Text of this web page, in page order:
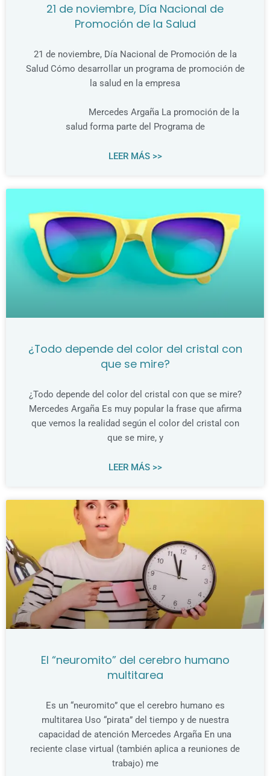
21 de noviembre, Día Nacional de
Promoción de la Salud
21 de noviembre, Día Nacional de Promoción de la
Salud Cómo desarrollar un programa de promoción de
la salud en la empresa
Mercedes Argaña La promoción de la
salud forma parte del Programa de
LEER MÁS >>
¿Todo depende del color del cristal con
que se mire?
¿Todo depende del color del cristal con que se mire?
Mercedes Argaña Es muy popular la frase que afirma
que vemos la realidad según el color del cristal con
que se mire, y
LEER MÁS >>
El “neuromito” del cerebro humano
multitarea
Es un “neuromito” que el cerebro humano es
multitarea Uso “pirata” del tiempo y de nuestra
capacidad de atención Mercedes Argaña En una
reciente clase virtual (también aplica a reuniones de
trabajo) me